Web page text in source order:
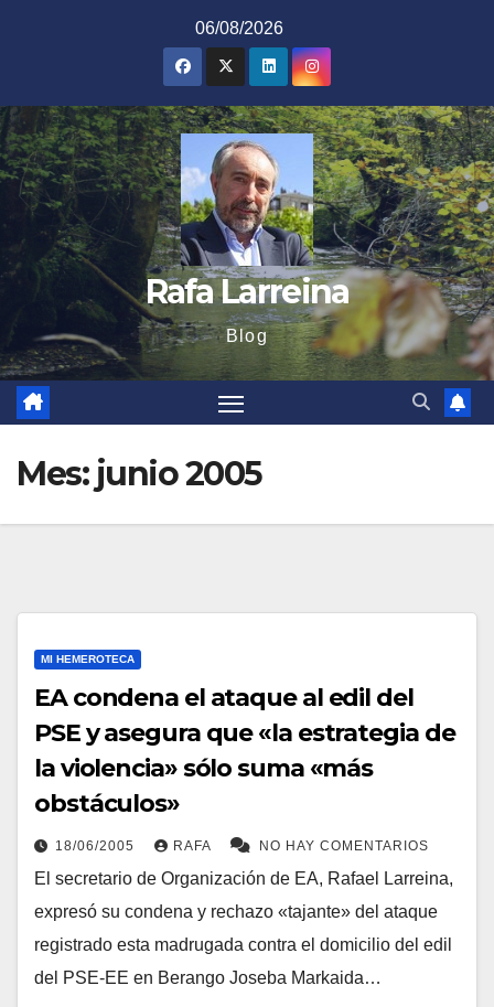
06/08/2026
Rafa Larreina
Blog
Mes: junio 2005
MI HEMEROTECA
EA condena el ataque al edil del
PSE y asegura que «la estrategia de
la violencia» sólo suma «más
obstáculos»
18/06/2005 RAFA NO HAY COMENTARIOS
El secretario de Organización de EA, Rafael Larreina,
expresó su condena y rechazo «tajante» del ataque
registrado esta madrugada contra el domicilio del edil
del PSE-EE en Berango Joseba Markaida…